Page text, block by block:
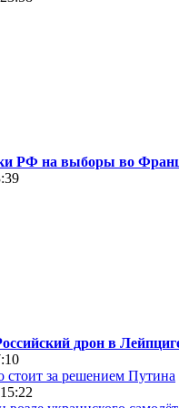
РФ на выборы во
дрон в
за решением Путина